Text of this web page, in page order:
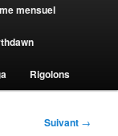
mensuel
Rigolons
Suivant →